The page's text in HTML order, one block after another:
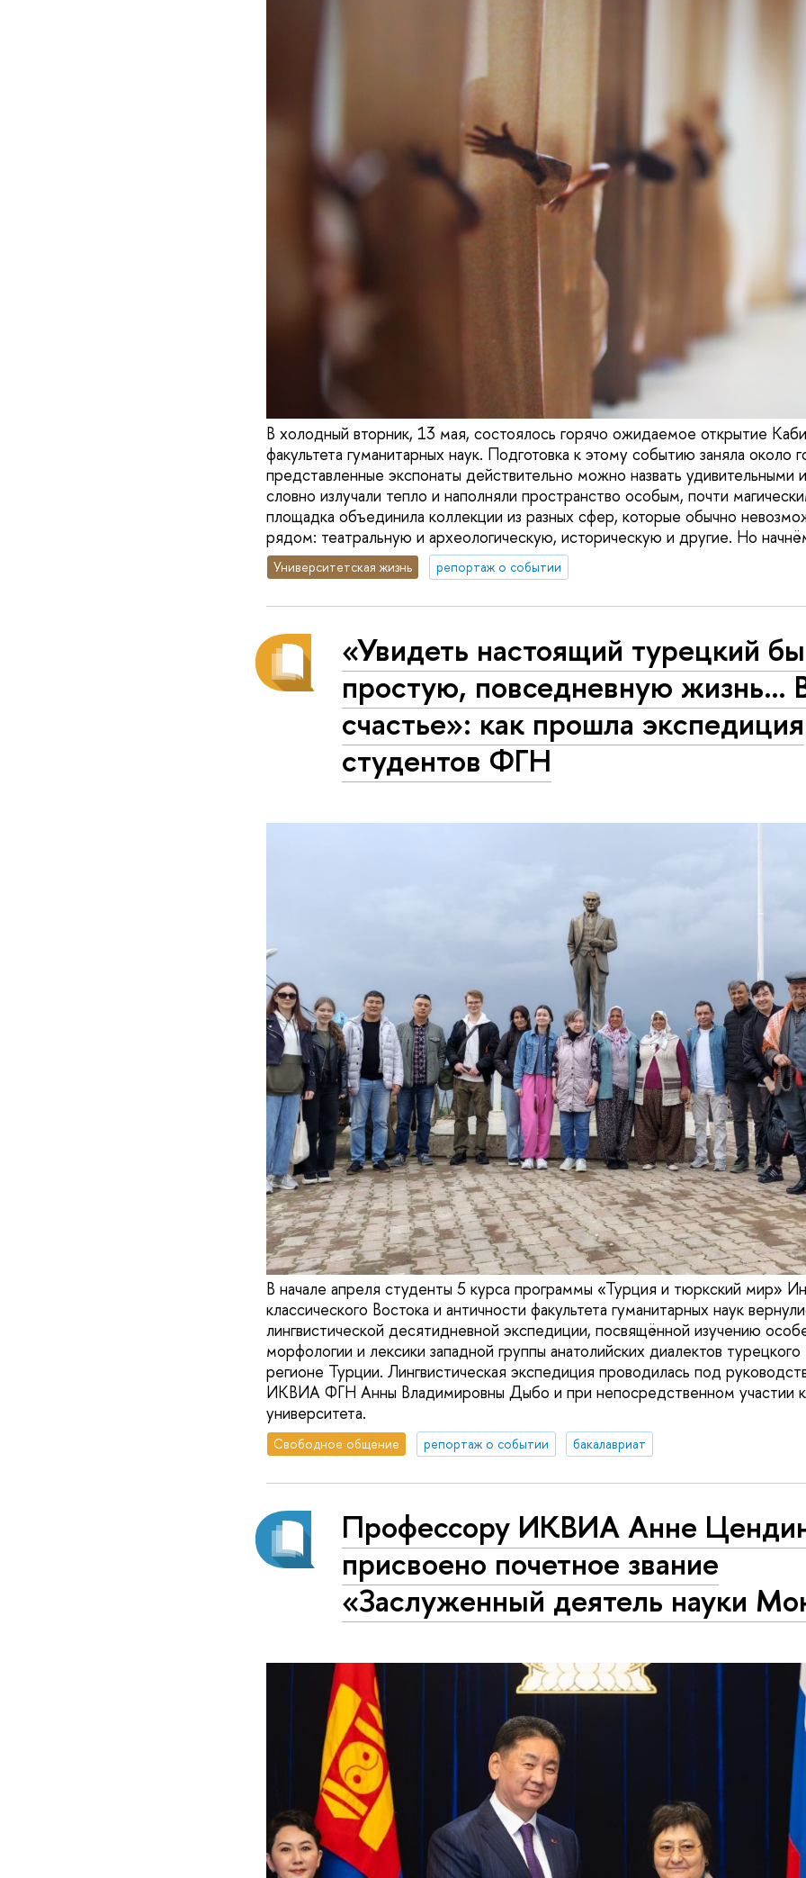
В холодный вторник, 13 мая, состоялось горячо ожидаемое открытие
факультета гуманитарных наук. Подготовка к этому событию заняла около
представленные экспонаты действительно можно назвать удивительными
словно излучали тепло и наполняли пространство особым, почти
площадка объединила коллекции из разных сфер, которые обычно
рядом: театральную и археологическую, историческую и другие. Но
Университетская жизнь репортаж о событии
«‎Увидеть настоящий турецкий
простую, повседневную жизнь…
счастье»‎‎: как прошла экспедиция
студентов ФГН
В начале апреля студенты 5 курса программы «Турция и тюркский мир»
классического Востока и античности факультета гуманитарных наук
лингвистической десятидневной экспедиции, посвящённой изучению
морфологии и лексики западной группы анатолийских диалектов
регионе Турции. Лингвистическая экспедиция проводилась под
ИКВИА ФГН Анны Владимировны Дыбо и при непосредственном участии
университета.
Свободное общение репортаж о событии бакалавриат
Профессору ИКВИА Анне
присвоено почетное звание
«Заслуженный деятель науки